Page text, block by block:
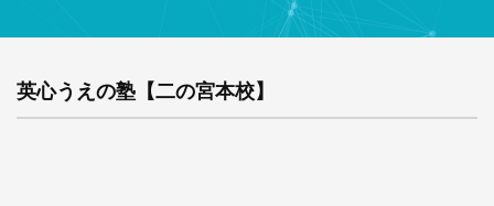
英心うえの塾【二の宮本校】